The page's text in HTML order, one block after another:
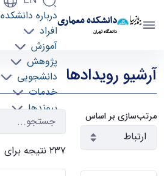
دانشکده معماری
دانشگاه تهران
درباره دانشکده
افراد
آموزش
پژوهش
دانشجویی
خدمات
پیوندها
تماس با ما
رویدادها - دانشکده معماری arch
آرشیو رویدادها
مرتب‌سازی بر اساس
۲۳۷ نتیجه برای